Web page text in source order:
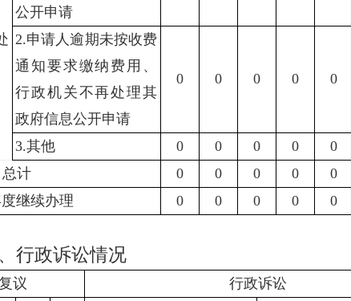
公开申请
2.申请人逾期未按收费
通知要求缴纳费用、
行政机关不再处理其
政府信息公开申请
0 0 0 0 0
3.其他 0 0 0 0 0
总计
0 0 0 0 0
继续办理
0 0 0 0 0
行政诉讼情况
议 行政诉讼